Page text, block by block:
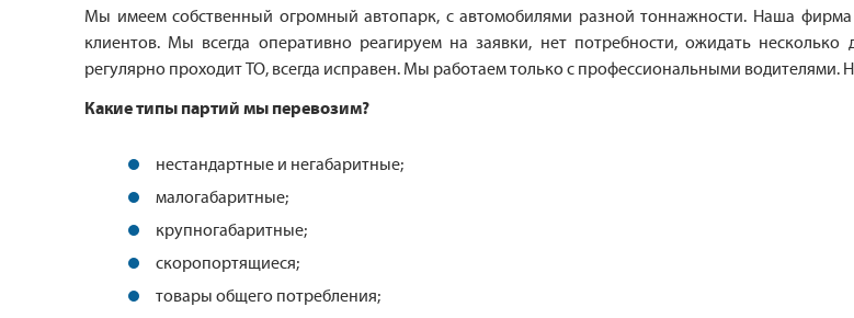
Мы имеем собственный огромный автопарк, с автомобилями разной тоннажности. Наша
клиентов. Мы всегда оперативно реагируем на заявки, нет потребности, ожидать
регулярно проходит ТО, всегда исправен. Мы работаем только с профессиональными водителями.
Какие типы партий мы перевозим?
нестандартные и негабаритные;
малогабаритные;
крупногабаритные;
скоропортящиеся;
товары общего потребления;